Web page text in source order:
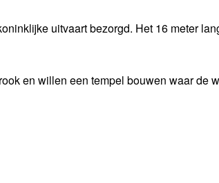
uitvaart bezorgd. Het 16 meter
en willen een tempel bouwen waar de